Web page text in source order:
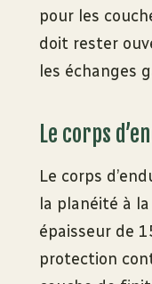
pour les
doit rester
les échanges
Le corps
Le corps
la planéité à
épaisseur de
protection